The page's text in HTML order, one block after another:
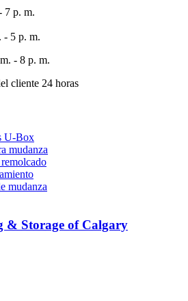
7 p. m.
- 5 p. m.
- 8 p. m.
cliente 24 horas
U-Box
mudanza
mudanza
& Storage of Calgary